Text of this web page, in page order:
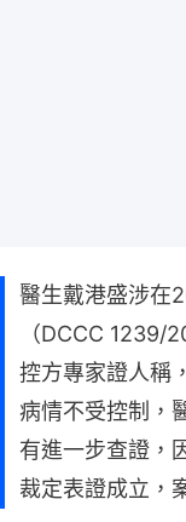
醫生戴港盛涉在
（DCCC 1239/
控方專家證人稱
病情不受控制，
有進一步查證，
裁定表證成立，